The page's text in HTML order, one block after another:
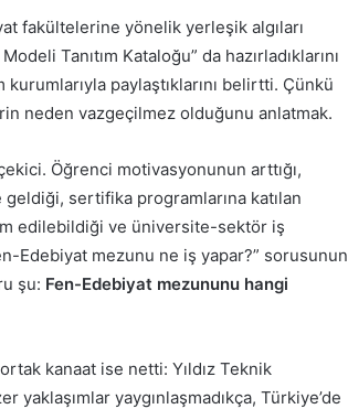
fakültelerine yönelik yerleşik algıları
Tanıtım Kataloğu” da hazırladıklarını
paylaştıklarını belirtti. Çünkü
neden vazgeçilmez olduğunu anlatmak.
Öğrenci motivasyonunun arttığı,
sertifika programlarına katılan
edilebildiği ve üniversite-sektör iş
Edebiyat mezunu ne iş yapar?” sorusunun
şu: Fen-Edebiyat mezununu hangi
kanaat ise netti: Yıldız Teknik
yaygınlaşmadıkça, Türkiye’de